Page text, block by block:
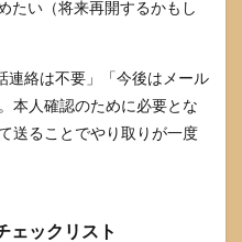
たい（将来再開するかもし
連絡は不要」「今後はメール
本人確認のために必要とな
送ることでやり取りが一度
ェックリスト